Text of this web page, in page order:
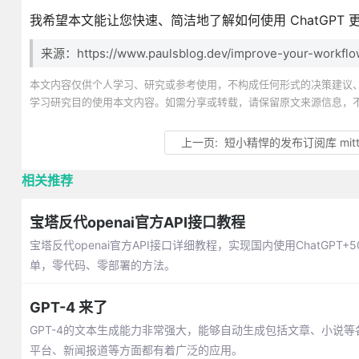
我希望本文能让您快速、简洁地了解如何使用 ChatGPT
来源：https://www.paulsblog.dev/improve-your-
本文内容仅供个人学习、研究或参考使用，不构成任何形式的决策建
学习研究目的使用本文内容。如需分享或转载，请保留原文来源信息
上一页:短小精悍的发布订阅库
相关推荐
宝塔反代openai官方API接口教程
宝塔反代openai官方API接口详细教程，实现国内使用
单，零代码、零部署的方法。
GPT-4 来了
GPT-4的文本生成能力非常强大，能够自动生成包括文章、小说
平台、新闻报道等方面都有着广泛的应用。